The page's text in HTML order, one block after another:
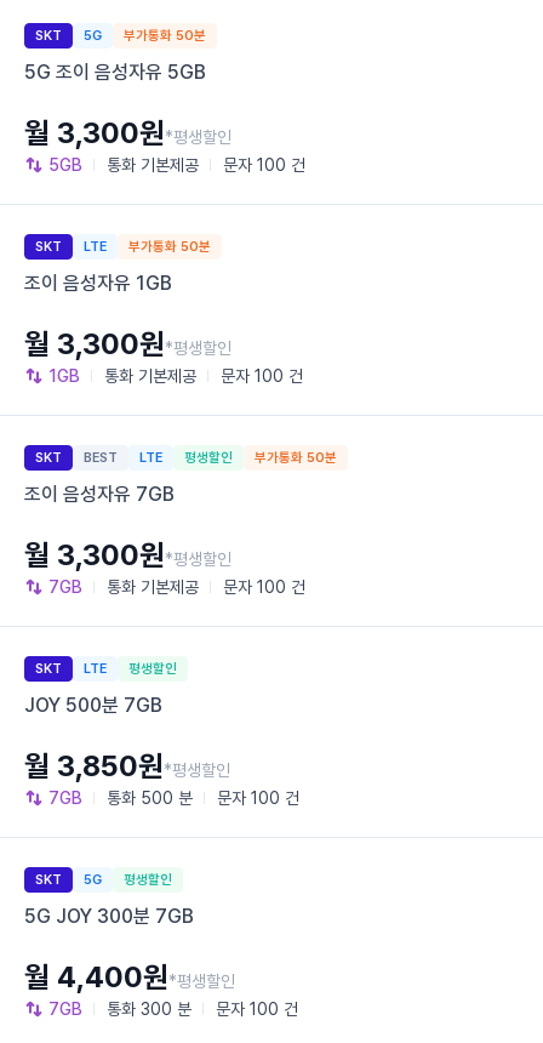
SKT 5G 부가통화 50분
5G 조이 음성자유 5GB
5GB 통화 기본제공 문자 100 건
월 3,300원*평생할인
SKT LTE 부가통화 50분
조이 음성자유 1GB
1GB 통화 기본제공 문자 100 건
월 3,300원*평생할인
SKT BEST LTE 평생할인 부가통화 50분
조이 음성자유 7GB
7GB 통화 기본제공 문자 100 건
월 3,300원*평생할인
SKT LTE 평생할인
JOY 500분 7GB
7GB 통화 500 분 문자 100 건
월 3,850원*평생할인
SKT 5G 평생할인
5G JOY 300분 7GB
7GB 통화 300 분 문자 100 건
월 4,400원*평생할인